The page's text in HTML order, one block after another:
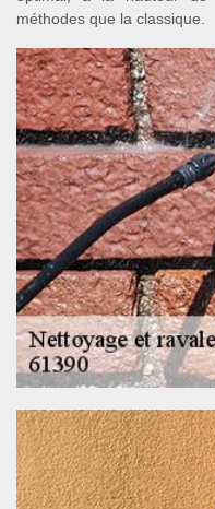
méthodes que la classique.